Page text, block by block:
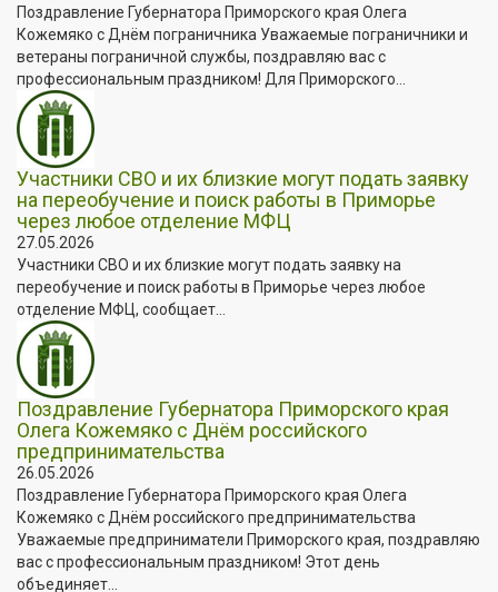
Поздравление Губернатора Приморского края Олега
Кожемяко с Днём пограничника Уважаемые пограничники и
ветераны пограничной службы, поздравляю вас с
профессиональным праздником! Для Приморского...
Участники СВО и их близкие могут подать заявку
на переобучение и поиск работы в Приморье
через любое отделение МФЦ
27.05.2026
Участники СВО и их близкие могут подать заявку на
переобучение и поиск работы в Приморье через любое
отделение МФЦ, сообщает...
Поздравление Губернатора Приморского края
Олега Кожемяко с Днём российского
предпринимательства
26.05.2026
Поздравление Губернатора Приморского края Олега
Кожемяко с Днём российского предпринимательства
Уважаемые предприниматели Приморского края, поздравляю
вас с профессиональным праздником! Этот день
объединяет...